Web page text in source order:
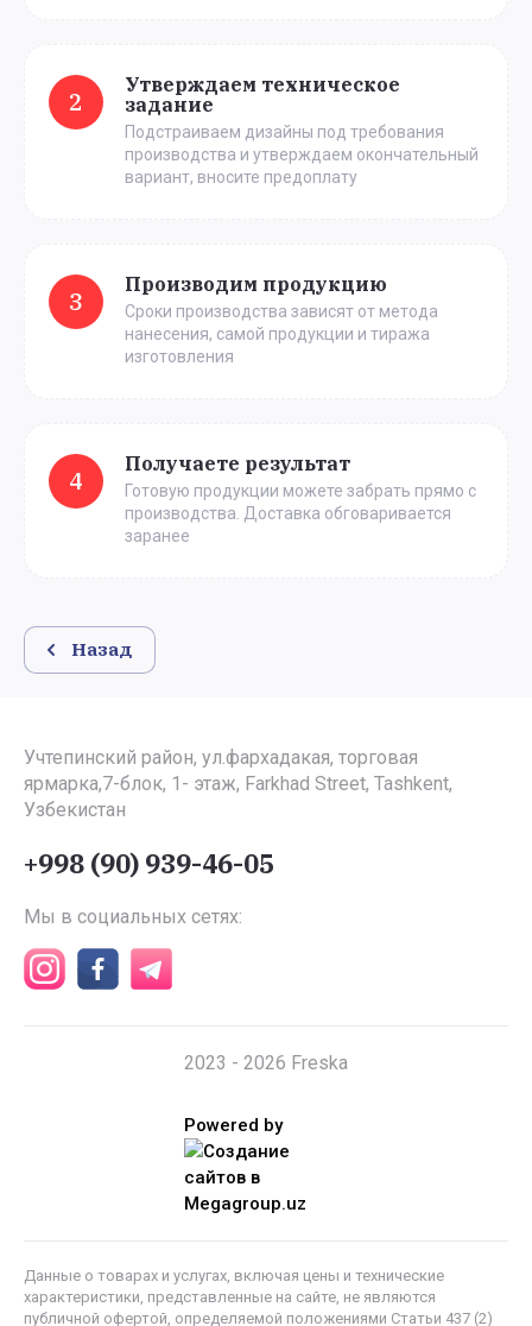
2
Утверждаем техническое
задание
Подстраиваем дизайны под требования
производства и утверждаем окончательный
вариант, вносите предоплату
3
Производим продукцию
Сроки производства зависят от метода
нанесения, самой продукции и тиража
изготовления
4
Получаете результат
Готовую продукции можете забрать прямо с
производства. Доставка обговаривается
заранее
Назад
Учтепинский район, ул.фархадакая, торговая
ярмарка,7-блок, 1- этаж, Farkhad Street, Tashkent,
Узбекистан
+998 (90) 939-46-05
Мы в социальных сетях:
2023 - 2026 Freska
Powered by
Данные о товарах и услугах, включая цены и технические
характеристики, представленные на сайте, не являются
публичной офертой, определяемой положениями Статьи 437 (2)